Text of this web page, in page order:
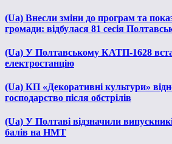
(Ua) Внесли зміни до програм та
громади: відбулася 81 сесія
(Ua) У Полтавському КАТП-1628
електростанцію
(Ua) КП «Декоративні культури»
господарство після обстрілів
(Ua) У Полтаві відзначили
балів на НМТ